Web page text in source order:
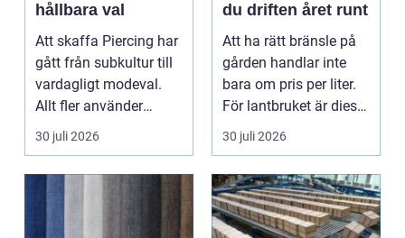
hållbara val
Att skaffa Piercing har
gått från subkultur till
vardagligt modeval.
Allt fler använder
piercade smy...
30 juli 2026
du driften året runt
Att ha rätt bränsle på
gården handlar inte
bara om pris per liter.
För lantbruket är diesel
en förut...
30 juli 2026